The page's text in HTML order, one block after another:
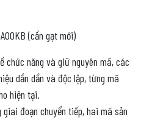
(cần gạt mới)
chức năng và giữ nguyên mã, các
dần dần và độc lập, từng mã
hiện tại.
đoạn chuyển tiếp, hai mã sản